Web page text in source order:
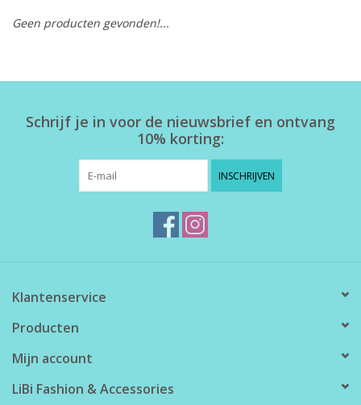
Accessoires
Home deco
SALE
Geen producten gevonden!...
Schrijf je in voor de nieuwsbrief en ontvang
10% korting:
INSCHRIJVEN
Klantenservice
Producten
Mijn account
LiBi Fashion & Accessories